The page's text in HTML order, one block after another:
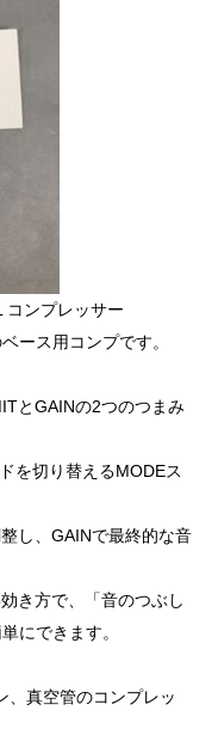
ンプレッサー
ース用コンプです。
とGAINの2つのつまみ
を切り替えるMODEス
し、GAINで最終的な音
き方で、「音のつぶし
にできます。
、真空管のコンプレッ